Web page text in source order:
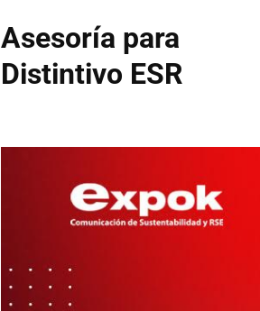
Asesoría para
Distintivo ESR